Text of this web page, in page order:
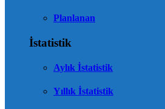
Planlanan
İstatistik
Aylık İstatistik
Yıllık İstatistik